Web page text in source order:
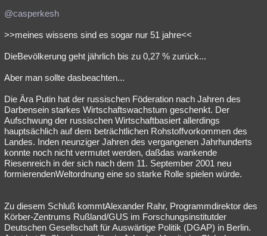
@casperkesh
>>meines wissens sind es sogar nur 51 jahre<<
DieBevölkerung geht jährlich bis zu 0,27 % zurück...
Aber man sollte dasbeachten...
Die Ära Putin hat der russischen Föderation nach Jahren des
Darbensein starkes Wirtschaftswachstum geschenkt. Der
Aufschwung der russischen Wirtschaftbasiert allerdings
hauptsächlich auf dem beträchtlichen Rohstoffvorkommen des
Landes. Inden neunziger Jahren des vergangenen Jahrhunderts
konnte noch nicht vermutet werden, daßdas wankende
Riesenreich in der sich nach dem 11. September 2001 neu
formierendenWeltordnung eine so starke Rolle spielen würde.
Zu diesem Schluß kommtAlexander Rahr, Programmdirektor des
Körber-Zentrums Rußland/GUS im Forschungsinstitutder
Deutschen Gesellschaft für Auswärtige Politik (DGAP) in Berlin.